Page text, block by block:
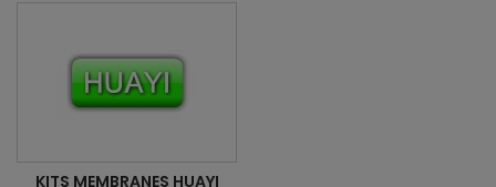
KITS MEMBRANES HUAYI